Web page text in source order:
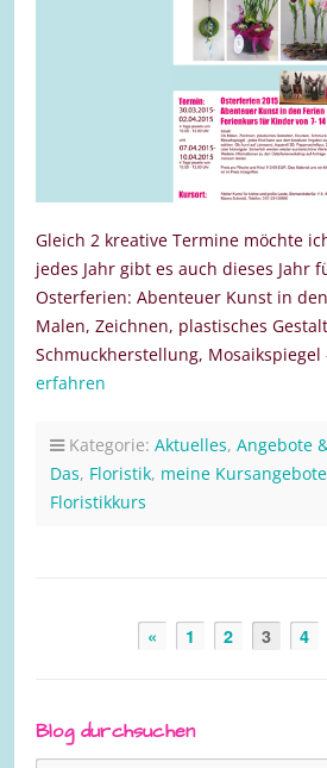
Gleich 2 kreative Termine möchte
jedes Jahr gibt es auch dieses Jahr
Osterferien: Abenteuer Kunst in
Malen, Zeichnen, plastisches
Schmuckherstellung, Mosaikspiegel
erfahren
Kategorie: Aktuelles, Angebote
Das, Floristik, meine Kursangebote
Floristikkurs
« 1 2 3 4
Blog durchsuchen